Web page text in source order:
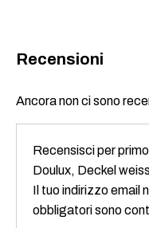
Recensioni
Ancora non ci sono
Recensisci per
Doulux, Deckel
Il tuo indirizzo email
obbligatori sono